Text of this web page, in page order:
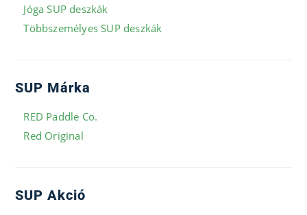
Jóga SUP deszkák
Többszemélyes SUP deszkák
SUP Márka
RED Paddle Co.
Red Original
SUP Akció